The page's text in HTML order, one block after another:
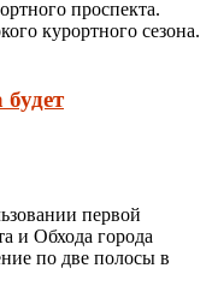
проспекта.
курортного сезона.
первой
и Обхода города
по две полосы в